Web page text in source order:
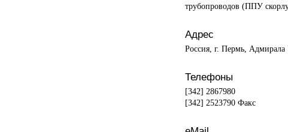
трубопроводов (ППУ
Адрес
Россия, г. Пермь,
Телефоны
[342] 2867980
[342] 2523790 Факс